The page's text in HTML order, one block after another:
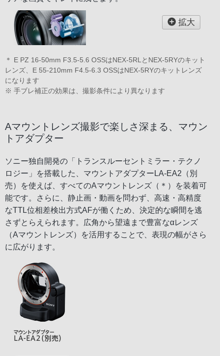
拡大
＊ E PZ 16-50mm F3.5-5.6 OSSはNEX-5RLとNEX-5RYのキット
レンズ、E 55-210mm F4.5-6.3 OSSはNEX-5RYのキットレンズ
になります
※ 手ブレ補正の効果は、撮影条件により異なります
Aマウントレンズ撮影で楽しさ深まる、マウン
トアダプター
ソニー独自開発の「トランスルーセントミラー・テクノ
ロジー」を搭載した、マウントアダプターLA-EA2（別
売）を使えば、すべてのAマウントレンズ（＊）を装着可
能です。さらに、静止画・動画を問わず、高速・高精度
なTTL位相差検出方式AFが働くため、決定的な瞬間を逃
さずとらえられます。広角から望遠まで豊富なαレンズ
（Aマウントレンズ）を活用することで、表現の幅がさら
に広がります。